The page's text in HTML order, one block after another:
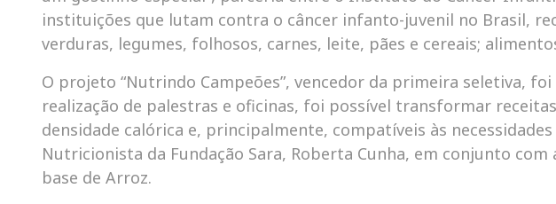
instituições que lutam contra o câncer infanto-juvenil no Brasil,
verduras, legumes, folhosos, carnes, leite, pães e cereais;
O projeto “Nutrindo Campeões”, vencedor da primeira seletiva,
realização de palestras e oficinas, foi possível transformar
densidade calórica e, principalmente, compatíveis às
Nutricionista da Fundação Sara, Roberta Cunha, em conjunto
base de Arroz.